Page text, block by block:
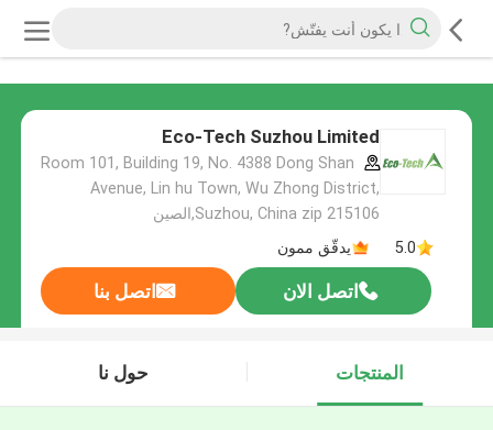
Eco-Tech Suzhou Limited
Room 101, Building 19, No. 4388 Dong Shan
Avenue, Lin hu Town, Wu Zhong District,
Suzhou, China zip 215106,الصين
5.0
يدقّق ممون
اتصل الان اتصل بنا
المنتجات حول نا